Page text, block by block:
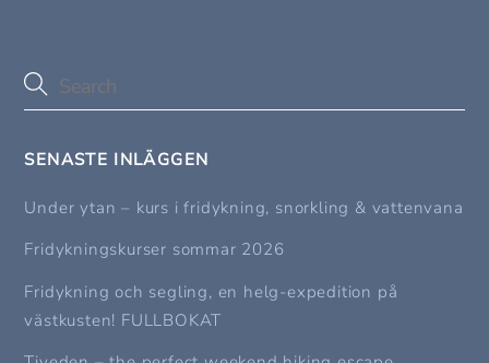
SENASTE INLÄGGEN
Under ytan – kurs i fridykning, snorkling & vattenvana
Fridykningskurser sommar 2026
Fridykning och segling, en helg-expedition på
västkusten! FULLBOKAT